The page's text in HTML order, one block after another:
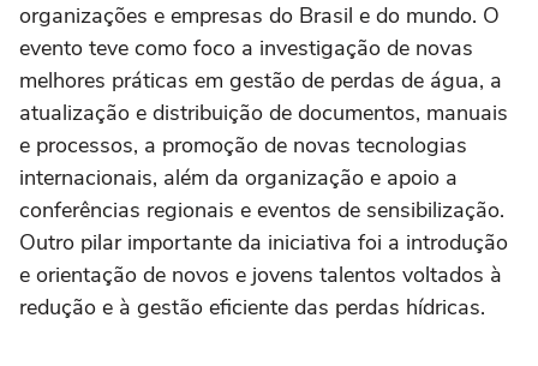
organizações e empresas do Brasil e do mundo. O
evento teve como foco a investigação de novas
melhores práticas em gestão de perdas de água, a
atualização e distribuição de documentos, manuais
e processos, a promoção de novas tecnologias
internacionais, além da organização e apoio a
conferências regionais e eventos de sensibilização.
Outro pilar importante da iniciativa foi a introdução
e orientação de novos e jovens talentos voltados à
redução e à gestão eficiente das perdas hídricas.